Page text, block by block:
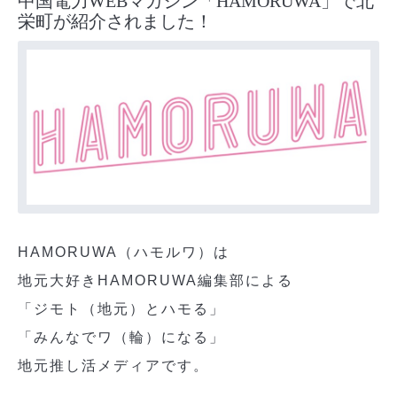
栄町が紹介されました！
HAMORUWA（ハモルワ）は
地元大好きHAMORUWA編集部による
「ジモト（地元）とハモる」
「みんなでワ（輪）になる」
地元推し活メディアです。